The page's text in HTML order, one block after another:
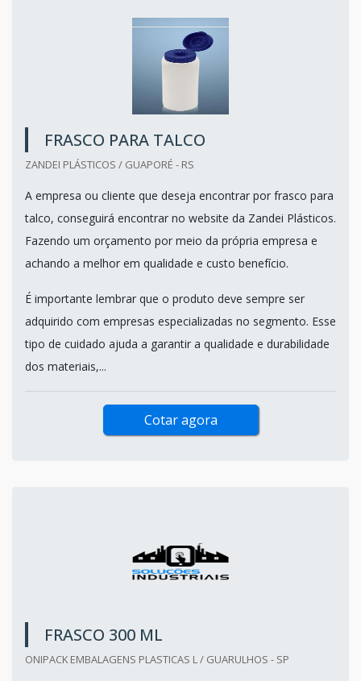
FRASCO PARA TALCO
ZANDEI PLÁSTICOS / GUAPORÉ - RS
A empresa ou cliente que deseja encontrar por frasco para
talco, conseguirá encontrar no website da Zandei Plásticos.
Fazendo um orçamento por meio da própria empresa e
achando a melhor em qualidade e custo benefício.
É importante lembrar que o produto deve sempre ser
adquirido com empresas especializadas no segmento. Esse
tipo de cuidado ajuda a garantir a qualidade e durabilidade
dos materiais,...
Cotar agora
FRASCO 300 ML
ONIPACK EMBALAGENS PLASTICAS L / GUARULHOS - SP